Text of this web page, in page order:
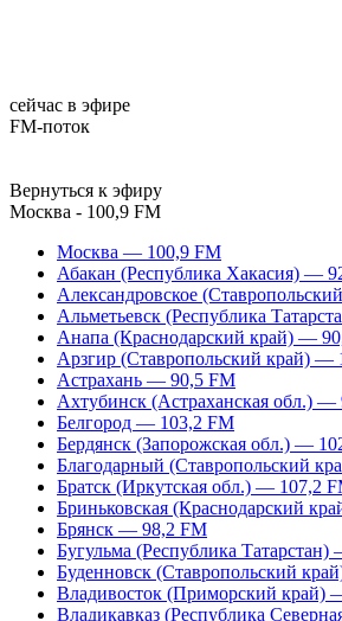
сейчас в эфире
FM-поток
Вернуться к эфиру
Москва - 100,9 FM
Москва — 100,9 FM
Абакан (Республика Хакасия) —
Александровское
Альметьевск (Республика
Анапа (Краснодарский край) —
Арзгир (Ставропольский край) —
Астрахань — 90,5 FM
Ахтубинск (Астраханская обл.) —
Белгород — 103,2 FM
Бердянск (Запорожская обл.) —
Благодарный (Ставропольский
Братск (Иркутская обл.) — 107,2
Бриньковская (Краснодарский
Брянск — 98,2 FM
Бугульма (Республика
Буденновск (Ставропольский
Владивосток (Приморский край)
Владикавказ (Республика